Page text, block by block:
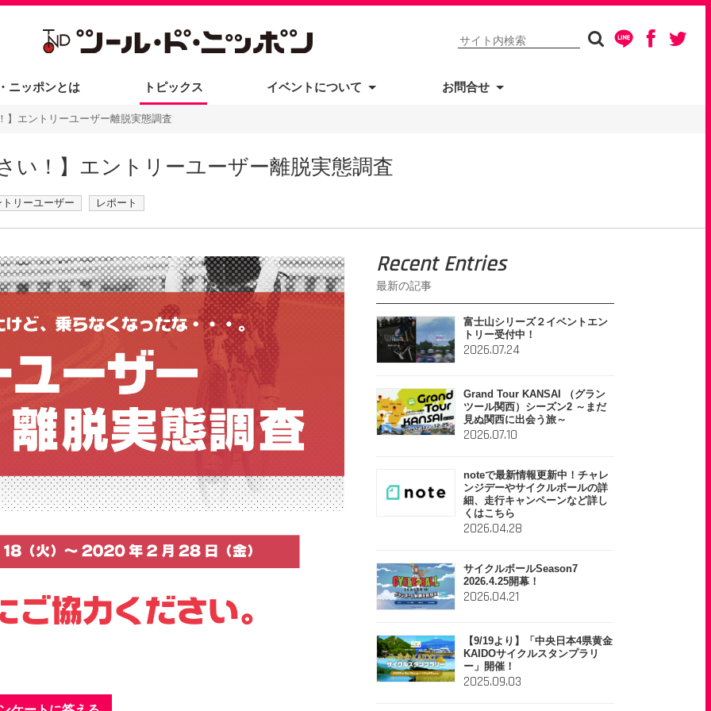
ニッポンとは トピックス イベントについて
お問合せ
ディアの方
】エントリーユーザー離脱実態調査
い！】エントリーユーザー離脱実態調査
トリーユーザー レポート
Recent Entries
最新の記事
富士山シリーズ２イベントエン
トリー受付中！
2026.07.24
Grand Tour KANSAI （グラン
ツール関西）シーズン2 ～まだ
見ぬ関西に出会う旅～
2026.07.10
noteで最新情報更新中！チャレ
ンジデーやサイクルボールの詳
細、走行キャンペーンなど詳し
くはこちら
2026.04.28
サイクルボールSeason7
2026.4.25開幕！
2026.04.21
【9/19より】「中央日本4県黄金
KAIDOサイクルスタンプラリ
ー」開催！
2025.09.03